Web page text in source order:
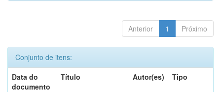
Anterior 1 Próximo
Conjunto de itens:
Data do
documento
Título Autor(es) Tipo